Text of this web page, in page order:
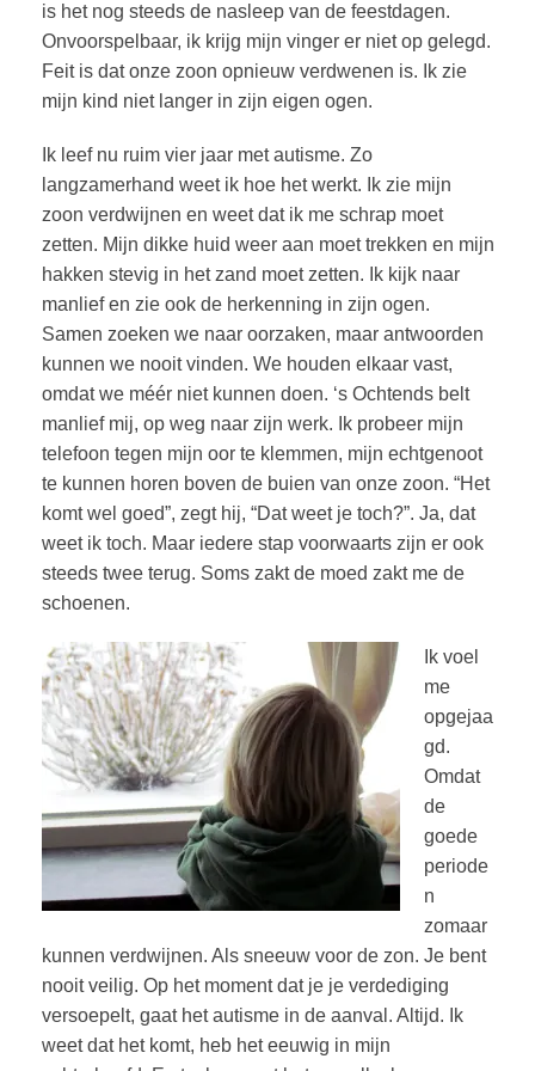
is het nog steeds de nasleep van de feestdagen.
Onvoorspelbaar, ik krijg mijn vinger er niet op gelegd.
Feit is dat onze zoon opnieuw verdwenen is. Ik zie
mijn kind niet langer in zijn eigen ogen.
Ik leef nu ruim vier jaar met autisme. Zo
langzamerhand weet ik hoe het werkt. Ik zie mijn
zoon verdwijnen en weet dat ik me schrap moet
zetten. Mijn dikke huid weer aan moet trekken en mijn
hakken stevig in het zand moet zetten. Ik kijk naar
manlief en zie ook de herkenning in zijn ogen.
Samen zoeken we naar oorzaken, maar antwoorden
kunnen we nooit vinden. We houden elkaar vast,
omdat we méér niet kunnen doen. ‘s Ochtends belt
manlief mij, op weg naar zijn werk. Ik probeer mijn
telefoon tegen mijn oor te klemmen, mijn echtgenoot
te kunnen horen boven de buien van onze zoon. “Het
komt wel goed”, zegt hij, “Dat weet je toch?”. Ja, dat
weet ik toch. Maar iedere stap voorwaarts zijn er ook
steeds twee terug. Soms zakt de moed zakt me de
schoenen.
Ik voel
me
opgejaa
gd.
Omdat
de
goede
periode
n
zomaar
kunnen verdwijnen. Als sneeuw voor de zon. Je bent
nooit veilig. Op het moment dat je je verdediging
versoepelt, gaat het autisme in de aanval. Altijd. Ik
weet dat het komt, heb het eeuwig in mijn